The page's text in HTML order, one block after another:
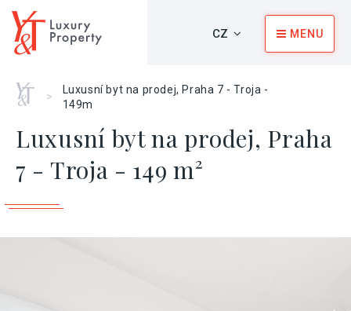
CZ MENU
Home
>
Luxusní byt na prodej, Praha 7 - Troja -
149m
Luxusní byt na prodej, Praha
7 - Troja - 149 m²